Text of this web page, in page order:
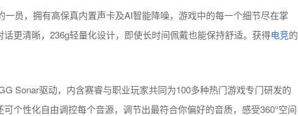
员，拥有高保真内置声卡及AI智能降噪，游戏中的每一个细节尽在掌
更清晰，236g轻量化设计，即使长时间佩戴也能保持舒适。获得电竞的
Sonar驱动，内含赛睿与职业玩家共同为100多种热门游戏专门研发的
个性化自由调控每个音源，调节出最符合你偏好的音质，感受360°空间